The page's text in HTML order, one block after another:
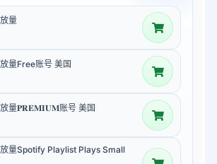
量
量Free账号 美国
量𝐏𝐑𝐄𝐌𝐈𝐔𝐌账号 美国
量Spotify Playlist Plays Small